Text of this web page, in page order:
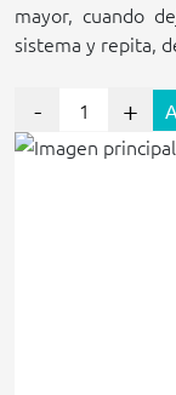
mayor, cuando
sistema y repita,
- +